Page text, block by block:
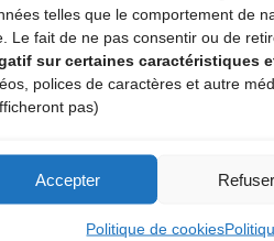
telles que le comportement de
Le fait de ne pas consentir ou de
sur certaines caractéristiques
polices de caractères et autre
pas)
Accepter Refuser
Politique de cookies
obligatoires sont indiqués avec